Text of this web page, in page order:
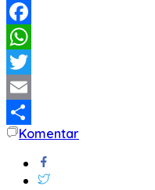
Facebook
WhatsApp
Twitter
Email
Share
Komentar